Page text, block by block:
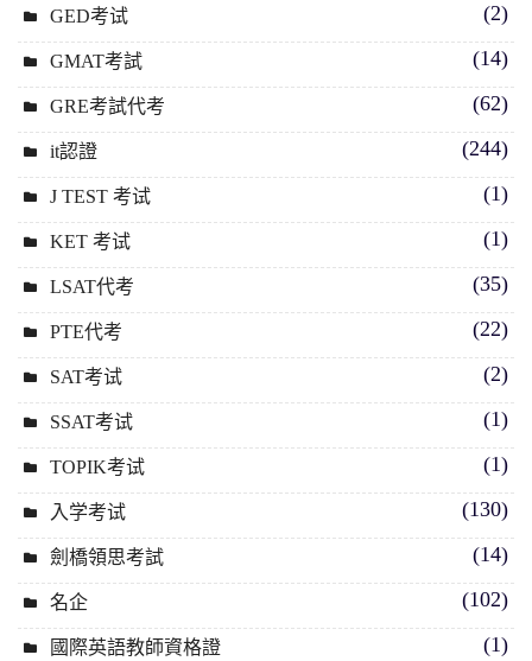
GED考试 (2)
GMAT考試 (14)
GRE考試代考 (62)
it認證 (244)
J TEST 考试 (1)
KET 考试 (1)
LSAT代考 (35)
PTE代考 (22)
SAT考试 (2)
SSAT考试 (1)
TOPIK考试 (1)
入学考试 (130)
劍橋領思考試 (14)
名企 (102)
國際英語教師資格證 (1)